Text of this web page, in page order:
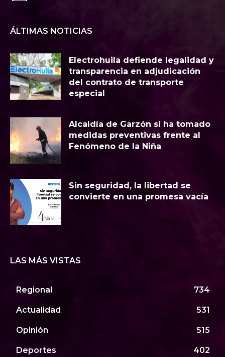
ÁLTIMAS NOTICIAS
Electrohuila defiende legalidad y
transparencia en adjudicación
del contrato de transporte
especial
Alcaldía de Garzón sí ha tomado
medidas preventivas frente al
Fenómeno de la Niña
Sin seguridad, la libertad se
convierte en una promesa vacía
LAS MÁS VISTAS
Regional 734
Actualidad 531
Opinión 515
Deportes 402